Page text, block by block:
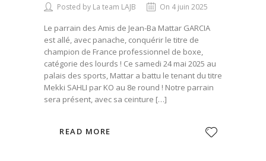
Posted by La team LAJB On 4 juin 2025
Le parrain des Amis de Jean-Ba Mattar GARCIA
est allé, avec panache, conquérir le titre de
champion de France professionnel de boxe,
catégorie des lourds ! Ce samedi 24 mai 2025 au
palais des sports, Mattar a battu le tenant du titre
Mekki SAHLI par KO au 8e round ! Notre parrain
sera présent, avec sa ceinture […]
READ MORE